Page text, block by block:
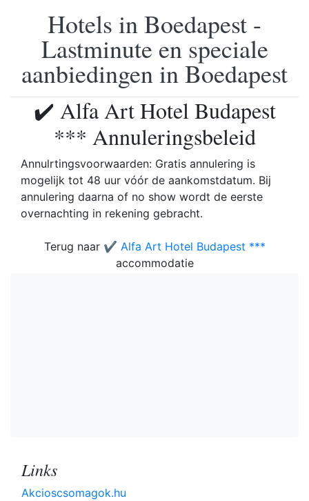
Hotels in Boedapest -
Lastminute en speciale
aanbiedingen in Boedapest
✔️ Alfa Art Hotel Budapest
*** Annuleringsbeleid
Annulrtingsvoorwaarden: Gratis annulering is
mogelijk tot 48 uur vóór de aankomstdatum. Bij
annulering daarna of no show wordt de eerste
overnachting in rekening gebracht.
Terug naar ✔️ Alfa Art Hotel Budapest ***
accommodatie
Links
Akcioscsomagok.hu